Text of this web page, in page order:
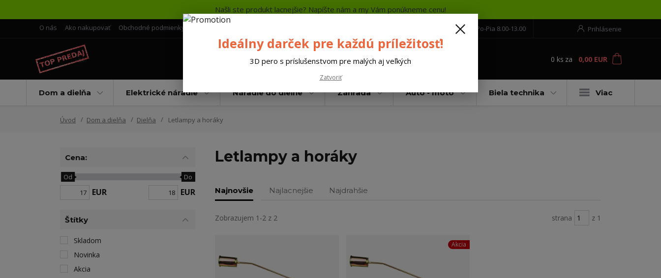
Našli ste produkt lacnejšie? Napíšte nám a my Vám ponúkneme cenu!
O nás Ako nakupovať Obchodné podmienky Prihlásenie
+421 552 304 860 Po-Pia 8.00-13.00
0 ks za 0,00 EUR
Dom a dielňa Elektrické náradie Náradie do dielne Záhrada Auto - moto Biela technika Viac
Úvod Dom a dielňa Dielňa Letlampy a horáky
Letlampy a horáky
Najnovšie Najlacnejšie Najdrahšie
Zobrazujem 1-2 z 2 strana z 1
Akcia
Cena:
EUR
Od Do
EUR
Štítky
Skladom
Novinka
Akcia
Ideálny darček pre každú príležitosť!
3D pero s príslušenstvom pre malých aj veľkých
Zatvoriť